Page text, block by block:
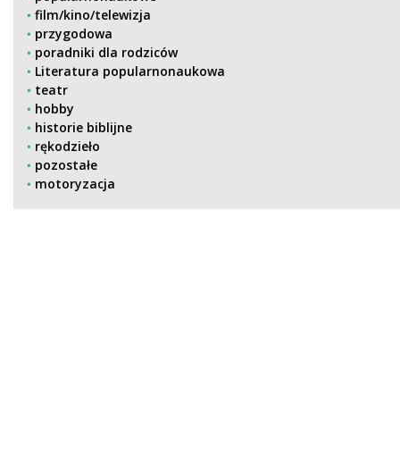
film/kino/telewizja
przygodowa
poradniki dla rodziców
Literatura popularnonaukowa
teatr
hobby
historie biblijne
rękodzieło
pozostałe
motoryzacja